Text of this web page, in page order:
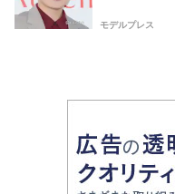
モデルプレス